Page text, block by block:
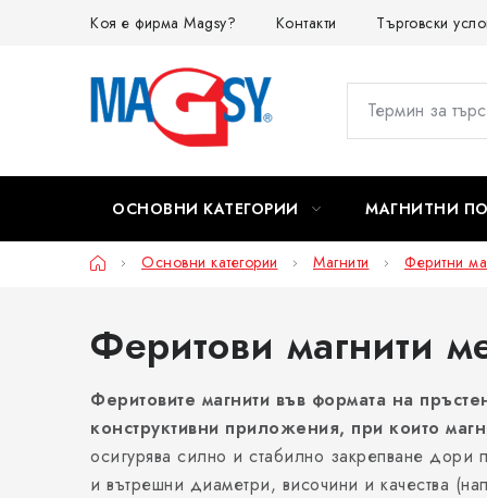
ПреминаванеКоя е фирма Magsy? Контакти Търговски
ОСНОВНИ КАТЕГОРИИ МАГНИТНИ
НачалоОсновни категории Магнити Феритни
Феритови магнити
Феритовите магнити във формата на
конструктивни приложения, при които
осигурява силно и стабилно закрепване
и вътрешни диаметри, височини и качества